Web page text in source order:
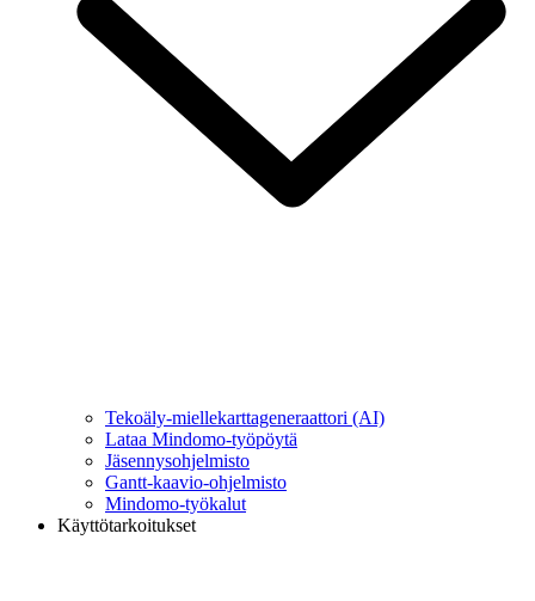
Tekoäly-miellekarttageneraattori (AI)
Lataa Mindomo-työpöytä
Jäsennysohjelmisto
Gantt-kaavio-ohjelmisto
Mindomo-työkalut
Käyttötarkoitukset